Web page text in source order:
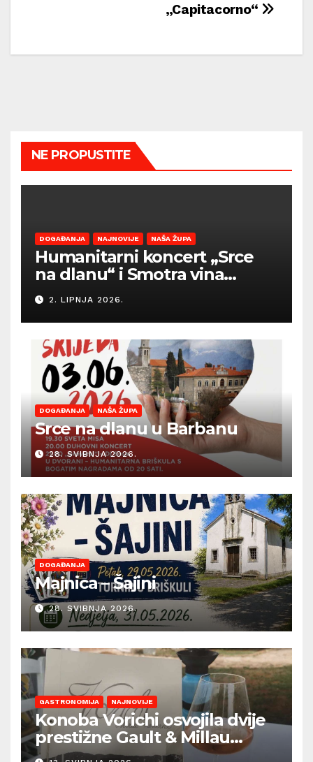
„Capitacorno“
NE PROPUSTITE
DOGAĐANJA NAJNOVIJE NAŠA ŽUPA
Humanitarni koncert „Srce
na dlanu“ i Smotra vina
Općine Barban otvaraju
sezonu ljetnih događanja
2. LIPNJA 2026.
DOGAĐANJA NAŠA ŽUPA
Srce na dlanu u Barbanu
28. SVIBNJA 2026.
DOGAĐANJA
Majnica – Šajini
28. SVIBNJA 2026.
GASTRONOMIJA NAJNOVIJE
Konoba Vorichi osvojila dvije
prestižne Gault & Millau
kapice